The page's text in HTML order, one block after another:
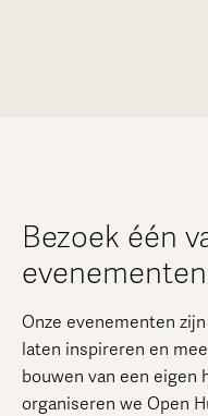
Bezoek één
Onze evenementen
laten inspireren en
bouwen van een eigen
organiseren we Open